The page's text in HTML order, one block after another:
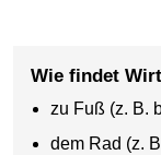
Wie findet
zu Fuß (z. B.
dem Rad (z.